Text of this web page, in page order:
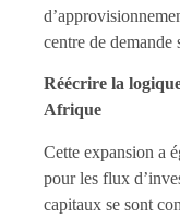
centre de demande
Réécrire la
Afrique
Cette expansion a
pour les flux
capitaux se sont